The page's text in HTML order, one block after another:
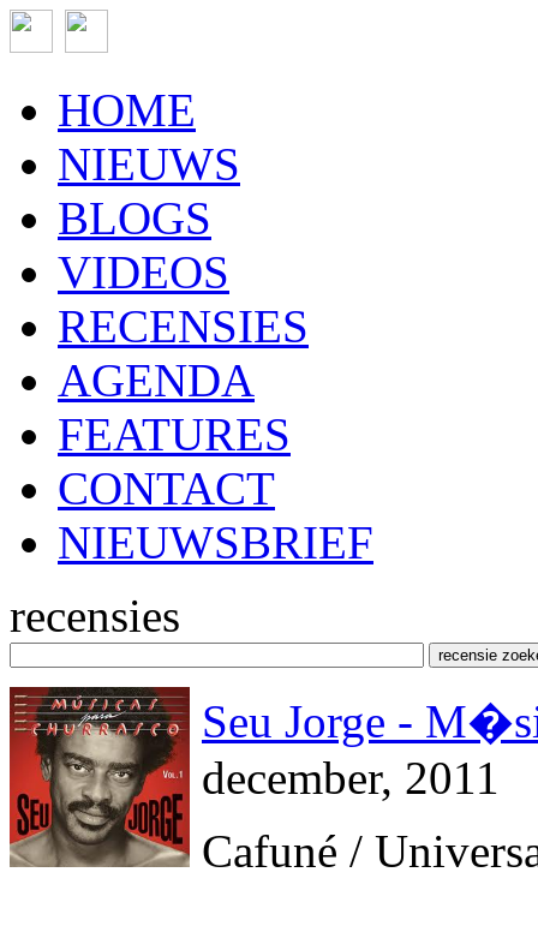
HOME
NIEUWS
BLOGS
VIDEOS
RECENSIES
AGENDA
FEATURES
CONTACT
NIEUWSBRIEF
recensies
Seu Jorge -
december, 2011
Cafuné /